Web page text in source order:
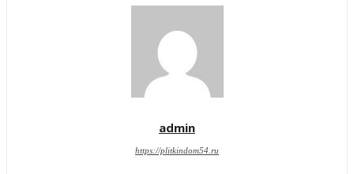
admin
https://plitkindom54.ru